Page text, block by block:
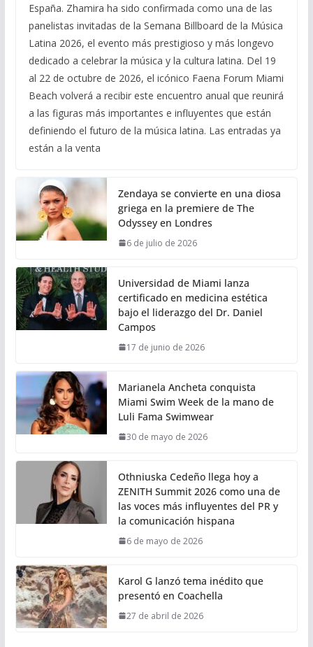
España. Zhamira ha sido confirmada como una de las
panelistas invitadas de la Semana Billboard de la Música
Latina 2026, el evento más prestigioso y más longevo
dedicado a celebrar la música y la cultura latina. Del 19
al 22 de octubre de 2026, el icónico Faena Forum Miami
Beach volverá a recibir este encuentro anual que reunirá
a las figuras más importantes e influyentes que están
definiendo el futuro de la música latina. Las entradas ya
están a la venta
Zendaya se convierte en una diosa
griega en la premiere de The
Odyssey en Londres
6 de julio de 2026
Universidad de Miami lanza
certificado en medicina estética
bajo el liderazgo del Dr. Daniel
Campos
17 de junio de 2026
Marianela Ancheta conquista
Miami Swim Week de la mano de
Luli Fama Swimwear
30 de mayo de 2026
Othniuska Cedeño llega hoy a
ZENITH Summit 2026 como una de
las voces más influyentes del PR y
la comunicación hispana
6 de mayo de 2026
Karol G lanzó tema inédito que
presentó en Coachella
27 de abril de 2026